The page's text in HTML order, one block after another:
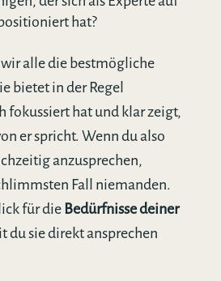
hat?
alle die bestmögliche
bietet in der Regel
fokussiert hat und klar zeigt,
er spricht. Wenn du also
anzusprechen,
Fall niemanden.
für die Bedürfnisse deiner
du sie direkt ansprechen